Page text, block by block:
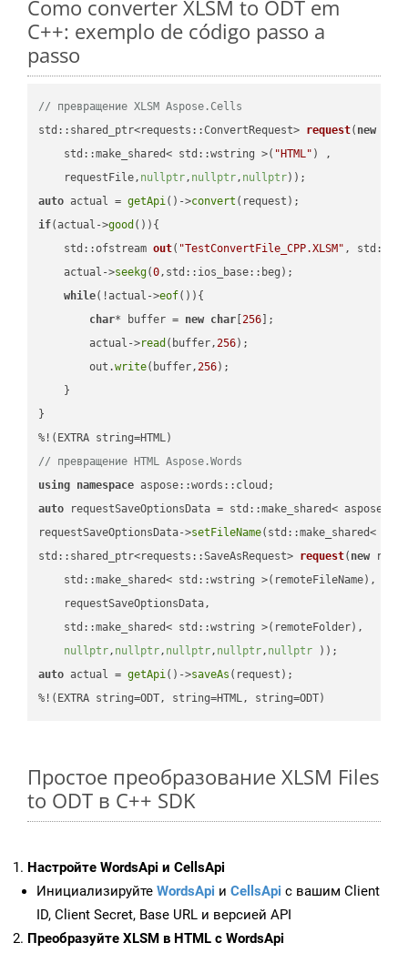
Como converter XLSM to ODT em
C++: exemplo de código passo a
passo
// превращение XLSM Aspose.Cells
std::shared_ptr<requests::ConvertRequest> request( new
    std::make_shared< std::wstring >(
"HTML" ) ,
    requestFile,
nullptr, nullptr, nullptr))
auto actual = getApi()->convert
if(actual->good ()){
std::ofstream out( "TestConvertFile_CPP.XLSM" ,
    actual->
seekg(0,std::ios_base::beg);
while(!actual->eof()){
char* buffer = new char [256 ];
        actual->
read (buffer,256);
        out.
write(buffer,256);
    }
}
// превращение HTML Aspose.Words
using namespace
auto requestSaveOptionsData = std::make_shared<
requestSaveOptionsData->setFileName(std::make_shared<
std::shared_ptr<requests::SaveAsRequest> request( new
    std::make_shared< std::wstring >(remoteFileName),
    requestSaveOptionsData,
    std::make_shared< std::wstring >(remoteFolder),
nullptr, nullptr, nullptr, nullptr, nullptr ))
auto actual = getApi()->saveAs (request);
%!(EXTRA string=ODT, string=HTML, string=ODT)
Простое преобразование XLSM Files
to ODT в C++ SDK
Настройте WordsApi и CellsApi
Инициализируйте WordsApi и CellsApi с вашим Client
ID, Client Secret, Base URL и версией API
Преобразуйте XLSM в HTML с WordsApi